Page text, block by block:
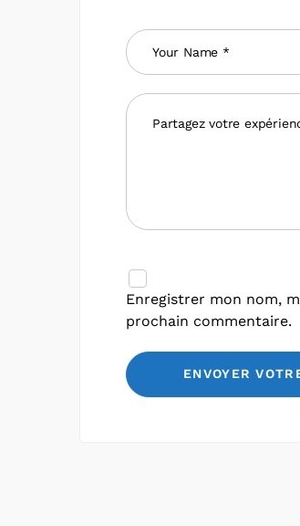
Enregistrer mon nom,
prochain commentaire.